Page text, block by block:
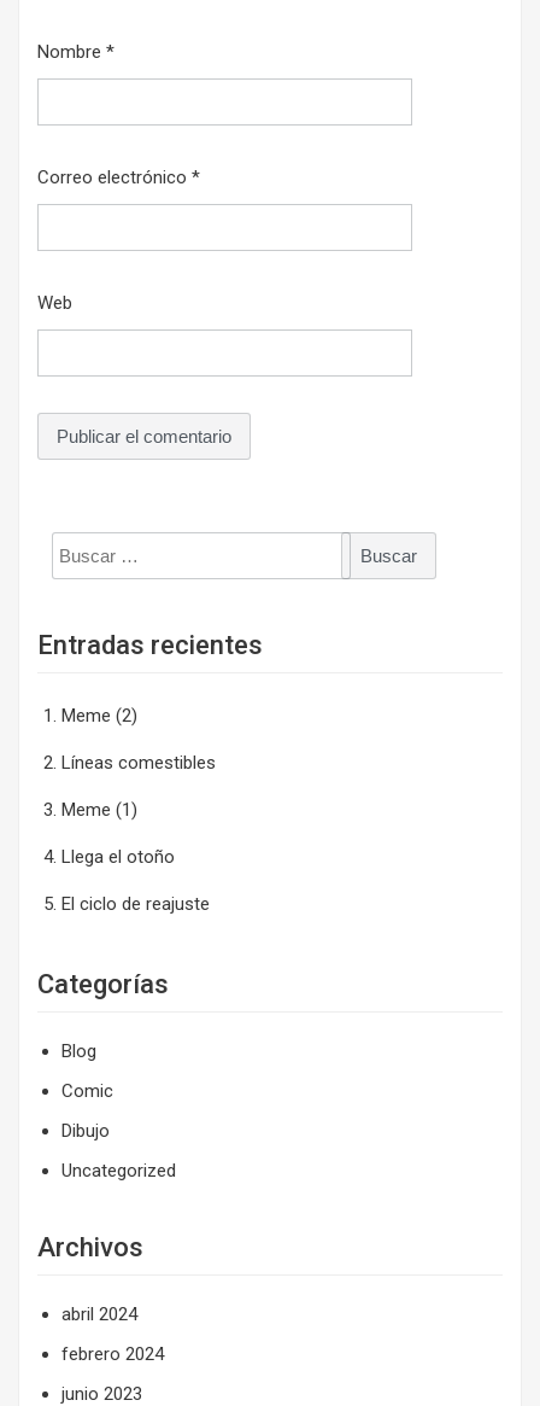
Nombre *
Correo electrónico *
Web
Buscar:
Entradas recientes
Meme (2)
Líneas comestibles
Meme (1)
Llega el otoño
El ciclo de reajuste
Categorías
Blog
Comic
Dibujo
Uncategorized
Archivos
abril 2024
febrero 2024
junio 2023